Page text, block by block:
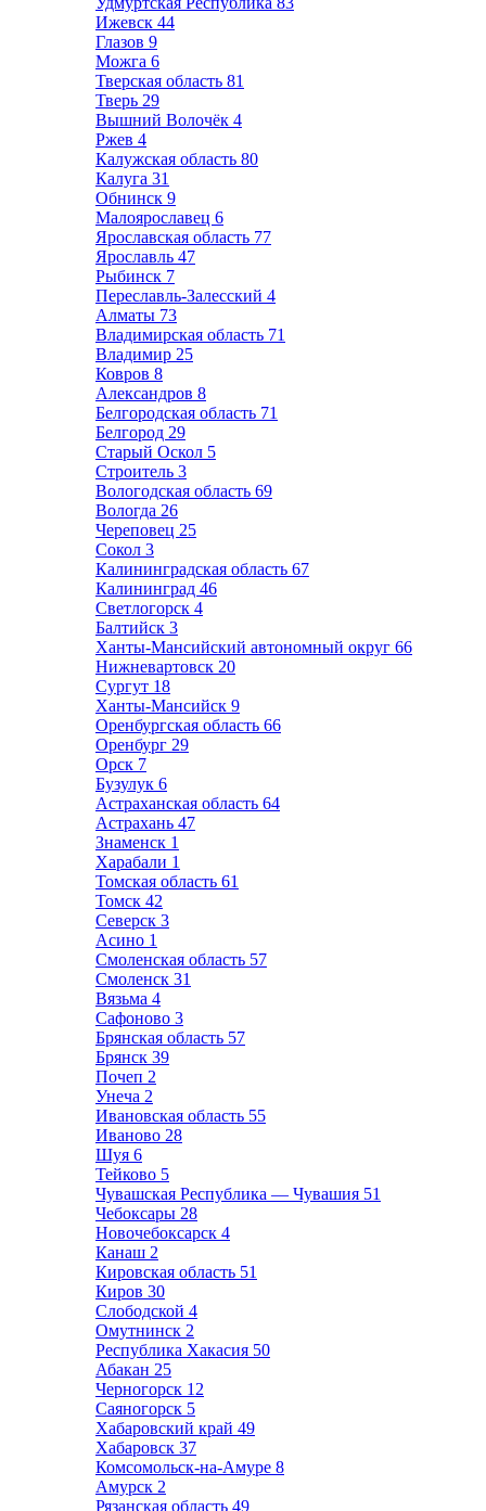
Ижевск 44
Глазов 9
Можга 6
Тверская область 81
Тверь 29
Вышний Волочёк 4
Ржев 4
Калужская область 80
Калуга 31
Обнинск 9
Малоярославец 6
Ярославская область 77
Ярославль 47
Рыбинск 7
Переславль-Залесский 4
Алматы 73
Владимирская область 71
Владимир 25
Ковров 8
Александров 8
Белгородская область 71
Белгород 29
Старый Оскол 5
Строитель 3
Вологодская область 69
Вологда 26
Череповец 25
Сокол 3
Калининградская область 67
Калининград 46
Светлогорск 4
Балтийск 3
Ханты-Мансийский автономный округ 66
Нижневартовск 20
Сургут 18
Ханты-Мансийск 9
Оренбургская область 66
Оренбург 29
Орск 7
Бузулук 6
Астраханская область 64
Астрахань 47
Знаменск 1
Харабали 1
Томская область 61
Томск 42
Северск 3
Асино 1
Смоленская область 57
Смоленск 31
Вязьма 4
Сафоново 3
Брянская область 57
Брянск 39
Почеп 2
Унеча 2
Ивановская область 55
Иваново 28
Шуя 6
Тейково 5
Чувашская Республика — Чувашия 51
Чебоксары 28
Новочебоксарск 4
Канаш 2
Кировская область 51
Киров 30
Слободской 4
Омутнинск 2
Республика Хакасия 50
Абакан 25
Черногорск 12
Саяногорск 5
Хабаровский край 49
Хабаровск 37
Комсомольск-на-Амуре 8
Амурск 2
Рязанская область 49